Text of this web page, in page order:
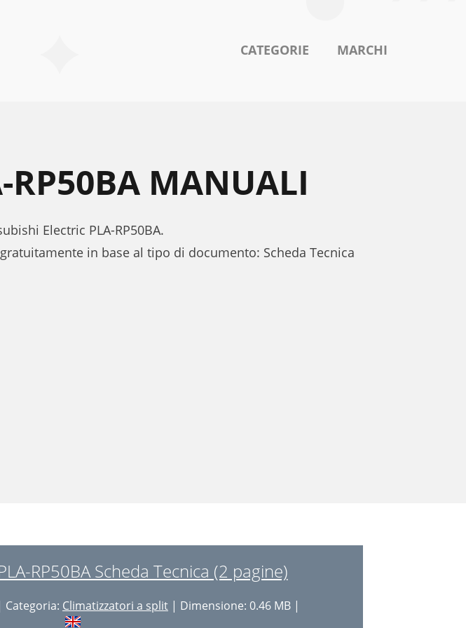
CATEGORIE MARCHI
RP50BA MANUALI
Electric PLA-RP50BA.
in base al tipo di documento: Scheda Tecnica
RP50BA Scheda Tecnica (2 pagine)
| Categoria: Climatizzatori a split | Dimensione: 0.46 MB |